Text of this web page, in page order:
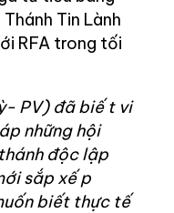
Tin Lành
RFA trong tối
PV) đã biế t vi
những hội
độc lập
sắp xế p
biết thực tế